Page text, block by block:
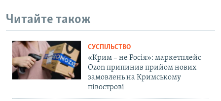
Читайте також
СУСПІЛЬСТВО
«Крим – не Росія»: маркетплейс
Ozon припинив прийом нових
замовлень на Кримському
півострові